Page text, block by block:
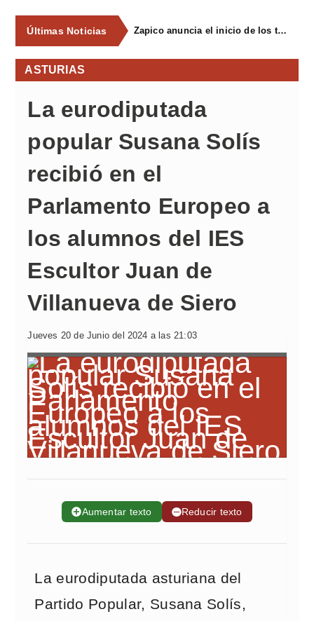
Últimas Noticias Zapico anuncia el inicio de los trámites para declarar Pola Siero y Lugones zonas de mercado residencial tensionado
ASTURIAS
La eurodiputada
popular Susana Solís
recibió en el
Parlamento Europeo a
los alumnos del IES
Escultor Juan de
Villanueva de Siero
Jueves 20 de Junio del 2024 a las 21:03
➕Aumentar texto ➖Reducir texto
La eurodiputada asturiana del
Partido Popular, Susana Solís,